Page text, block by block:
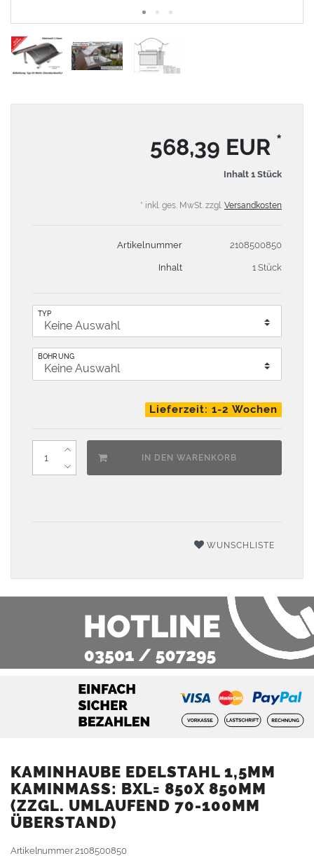
568,39 EUR *
Inhalt 1 Stück
* inkl. ges. MwSt. zzgl. Versandkosten
Artikelnummer 2108500850
Inhalt 1 Stück
TYP
BOHRUNG
Lieferzeit: 1-2 Wochen
IN DEN WARENKORB
WUNSCHLISTE
KAMINHAUBE EDELSTAHL 1,5MM
KAMINMASS: BXL= 850X 850MM (
ZZGL. UMLAUFEND 70-100MM Ü
BERSTAND)
Artikelnummer2108500850